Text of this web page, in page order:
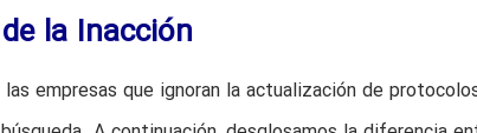
la Inacción
empresas que ignoran la actualización de